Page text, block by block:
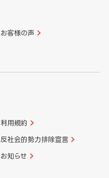
愛媛県
宮崎県
お客様の声
利用規約
反社会的勢力排除宣言
お知らせ